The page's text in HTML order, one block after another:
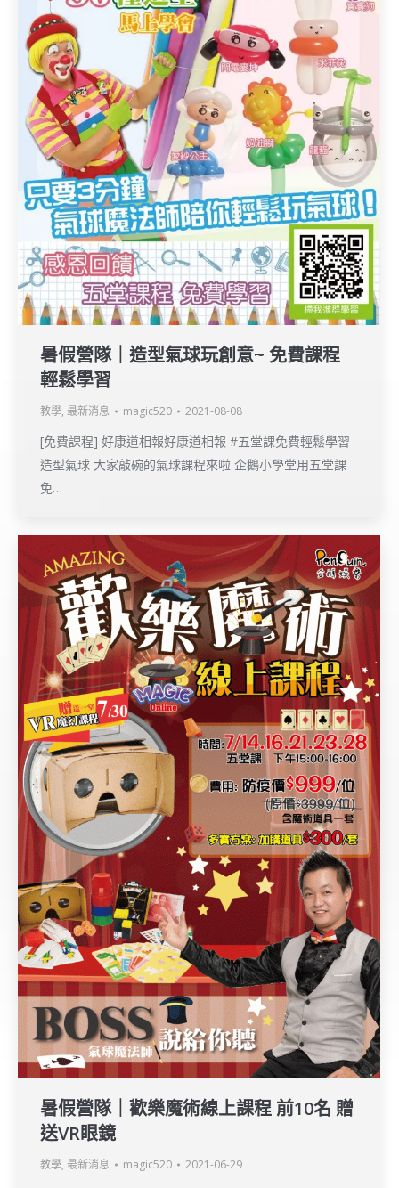
暑假營隊｜造型氣球玩創意~ 免費課程
輕鬆學習
教學, 最新消息 magic520 2021-08-08
[免費課程] 好康道相報好康道相報 #五堂課免費輕鬆學習
造型氣球 大家敲碗的氣球課程來啦 企鵝小學堂用五堂課
免…
暑假營隊｜歡樂魔術線上課程 前10名 贈
送VR眼鏡
教學, 最新消息 magic520 2021-06-29